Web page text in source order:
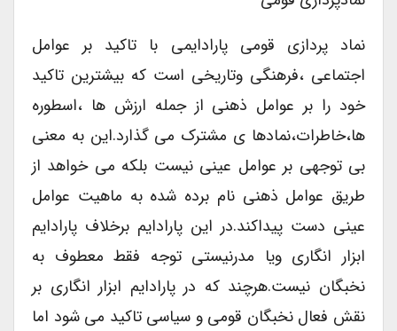
نماد پردازی قومی پارادایمی با تاکید بر عوامل
اجتماعی ،فرهنگی وتاریخی است که بیشترین تاکید
خود را بر عوامل ذهنی از جمله ارزش ها ،اسطوره
ها،خاطرات،نمادها ی مشترک می گذارد.این به معنی
بی توجهی بر عوامل عینی نیست بلکه می خواهد از
طریق عوامل ذهنی نام برده شده به ماهیت عوامل
عینی دست پیداکند.در این پارادایم برخلاف پارادایم
ابزار انگاری ویا مدرنیستی توجه فقط معطوف به
نخبگان نیست.هرچند که در پارادایم ابزار انگاری بر
نقش فعال نخبگان قومی و سیاسی تاکید می شود اما